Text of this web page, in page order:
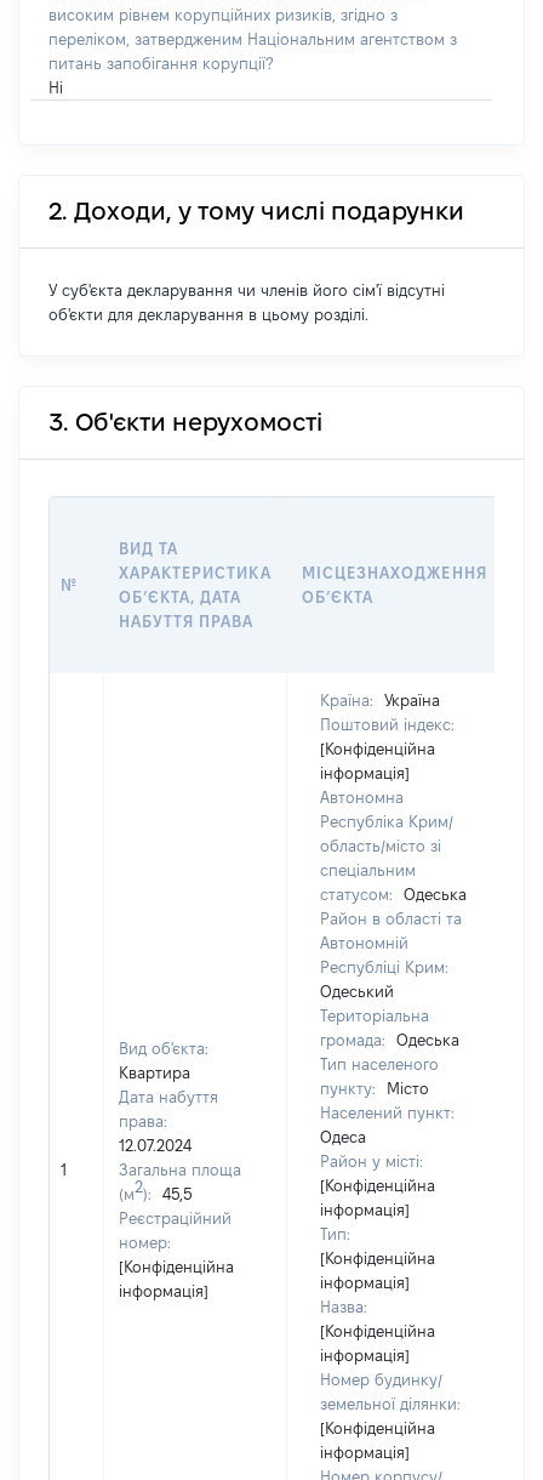
високим рівнем корупційних ризиків, згідно з
переліком, затвердженим Національним агентством з
питань запобігання корупції?
Ні
2. Доходи, у тому числі подарунки
У суб'єкта декларування чи членів його сім'ї відсутні
об'єкти для декларування в цьому розділі.
3. Об'єкти нерухомості
№
ВИД ТА
ХАРАКТЕРИСТИКА
ОБ’ЄКТА, ДАТА
НАБУТТЯ ПРАВА
МІСЦЕЗНАХОДЖЕННЯ
ОБ’ЄКТА
1
Вид об'єкта:
Квартира
Дата набуття
права:
12.07.2024
Загальна площа
(м2):
45,5
Реєстраційний
номер:
[Конфіденційна
інформація]
Країна:
Україна
Поштовий індекс:
[Конфіденційна
інформація]
Автономна
Республіка Крим/
область/місто зі
спеціальним
статусом:
Одеська
Район в області та
Автономній
Республіці Крим:
Одеський
Територіальна
громада:
Одеська
Тип населеного
пункту:
Місто
Населений пункт:
Одеса
Район у місті:
[Конфіденційна
інформація]
Тип:
[Конфіденційна
інформація]
Назва:
[Конфіденційна
інформація]
Номер будинку/
земельної ділянки:
[Конфіденційна
інформація]
Номер корпусу/